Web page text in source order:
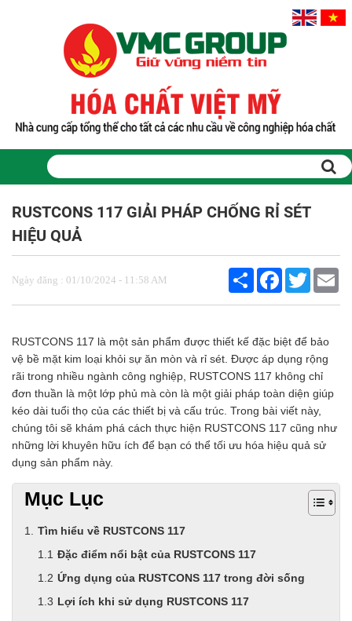
RUSTCONS 117 GIẢI PHÁP CHỐNG RỈ SÉT
HIỆU QUẢ
Ngày đăng : 01/10/2024 - 11:58 AM
Share FacebookTwitter
RUSTCONS 117 là một sản phẩm được thiết kế đặc biệt để bảo
vệ bề mặt kim loại khỏi sự ăn mòn và rỉ sét. Được áp dụng rộng
rãi trong nhiều ngành công nghiệp, RUSTCONS 117 không chỉ
đơn thuần là một lớp phủ mà còn là một giải pháp toàn diện giúp
kéo dài tuổi thọ của các thiết bị và cấu trúc. Trong bài viết này,
chúng tôi sẽ khám phá cách thực hiện RUSTCONS 117 cũng như
những lời khuyên hữu ích để bạn có thể tối ưu hóa hiệu quả sử
dụng sản phẩm này.
Mục Lục
Tìm hiểu về RUSTCONS 117
Đặc điểm nổi bật của RUSTCONS 117
Ứng dụng của RUSTCONS 117 trong đời sống
Lợi ích khi sử dụng RUSTCONS 117